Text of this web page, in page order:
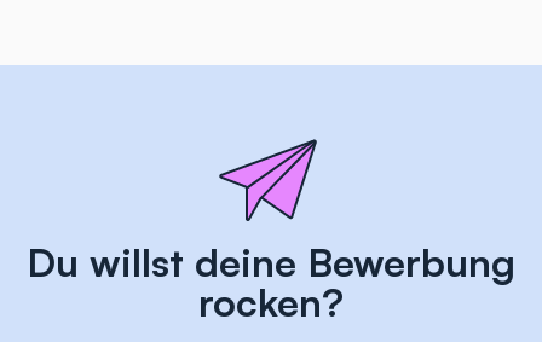
Du willst deine Bewerbung
rocken?